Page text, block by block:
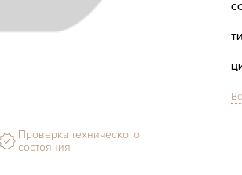
Проверка технического
состояния